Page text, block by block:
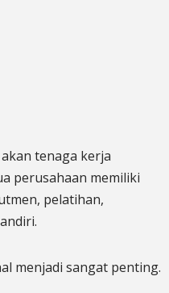
tenaga kerja
perusahaan memiliki
pelatihan,
menjadi sangat penting.